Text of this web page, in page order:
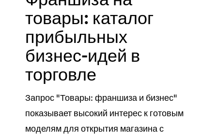
товары: каталог
прибыльных
бизнес-идей в
торговле
Запрос "Товары: франшиза и бизнес"
показывает высокий интерес к готовым
моделям для открытия магазина с